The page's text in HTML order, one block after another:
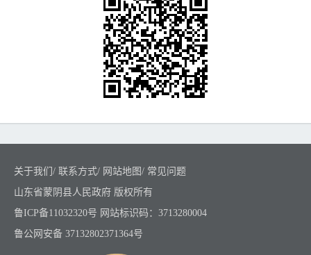
关于我们 / 联系方式/ 网站地图/ 常见问题
山东省蒙阴县人民政府 版权所有
鲁ICP备11032320号 网站标识码：3713280004
鲁公网安备 37132802371364号